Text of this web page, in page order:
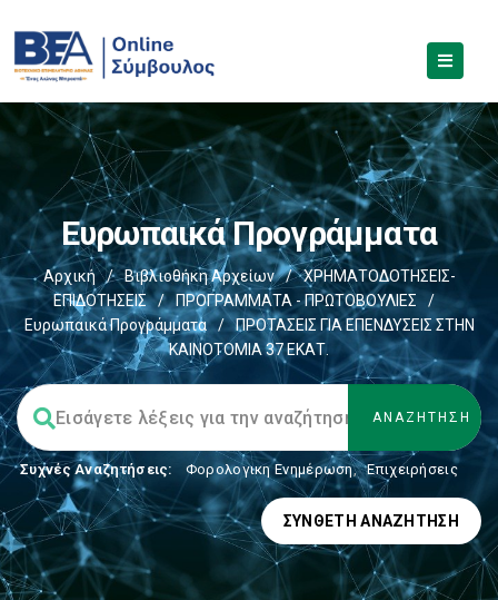
Ευρωπαικά Προγράμματα
Αρχική / Βιβλιοθήκη Αρχείων /
ΧΡΗΜΑΤΟΔΟΤΗΣΕΙΣ-
ΕΠΙΔΟΤΗΣΕΙΣ
/ ΠΡΟΓΡΑΜΜΑΤΑ - ΠΡΩΤΟΒΟΥΛΙΕΣ
/
Ευρωπαικά Προγράμματα
/
ΠΡΟΤΑΣΕΙΣ ΓΙΑ ΕΠΕΝΔΥΣΕΙΣ ΣΤΗΝ
ΚΑΙΝΟΤΟΜΙΑ 37 ΕΚΑΤ.
Συχνές Αναζητήσεις: Φορολογικη Ενημέρωση, Επιχειρήσεις
ΣΎΝΘΕΤΗ ΑΝΑΖΉΤΗΣΗ